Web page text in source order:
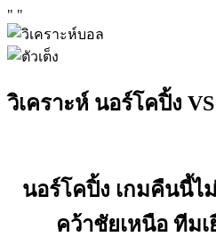
" "
วิเคราะห์ นอร์โคปิ้ง
นอร์โคปิ้ง เกมคืนนี้ไ
คว้าชัยเหนือ ทีม